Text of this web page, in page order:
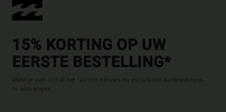
15% KORTING OP UW
EERSTE BESTELLING*
Meld je aan om al het laatste nieuws en exclusieve aanbiedingen
te ontvangen.